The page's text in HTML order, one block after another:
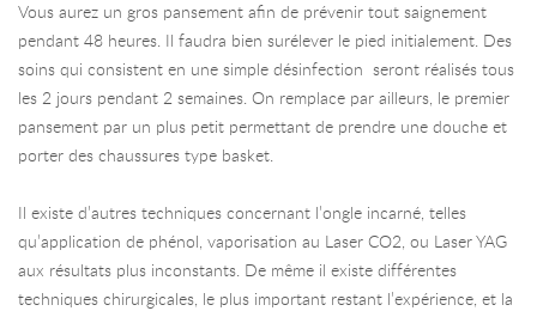
Vous aurez un gros pansement afin de prévenir tout saignement
pendant 48 heures. Il faudra bien surélever le pied initialement. Des
soins qui consistent en une simple désinfection seront réalisés tous
les 2 jours pendant 2 semaines. On remplace par ailleurs, le premier
pansement par un plus petit permettant de prendre une douche et
porter des chaussures type basket.
Il existe d’autres techniques concernant l’ongle incarné, telles
qu’application de phénol, vaporisation au Laser CO2, ou Laser YAG
aux résultats plus inconstants. De même il existe différentes
techniques chirurgicales, le plus important restant l’expérience, et la